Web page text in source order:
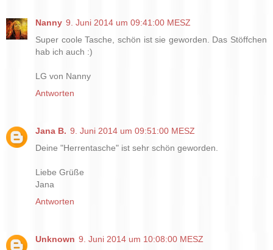
Nanny 9. Juni 2014 um 09:41:00 MESZ
Super coole Tasche, schön ist sie geworden. Das Stöffchen
hab ich auch :)
LG von Nanny
Antworten
Jana B. 9. Juni 2014 um 09:51:00 MESZ
Deine "Herrentasche" ist sehr schön geworden.
Liebe Grüße
Jana
Antworten
Unknown 9. Juni 2014 um 10:08:00 MESZ